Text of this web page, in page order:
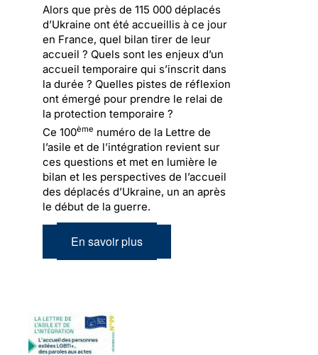
Alors que près de 115 000 déplacés
d’Ukraine ont été accueillis à ce jour
en France, quel bilan tirer de leur
accueil ? Quels sont les enjeux d’un
accueil temporaire qui s’inscrit dans
la durée ? Quelles pistes de réflexion
ont émergé pour prendre le relai de
la protection temporaire ?
Ce 100ème numéro de la Lettre de
l’asile et de l’intégration revient sur
ces questions et met en lumière le
bilan et les perspectives de l’accueil
des déplacés d’Ukraine, un an après
le début de la guerre.
En savoir plus